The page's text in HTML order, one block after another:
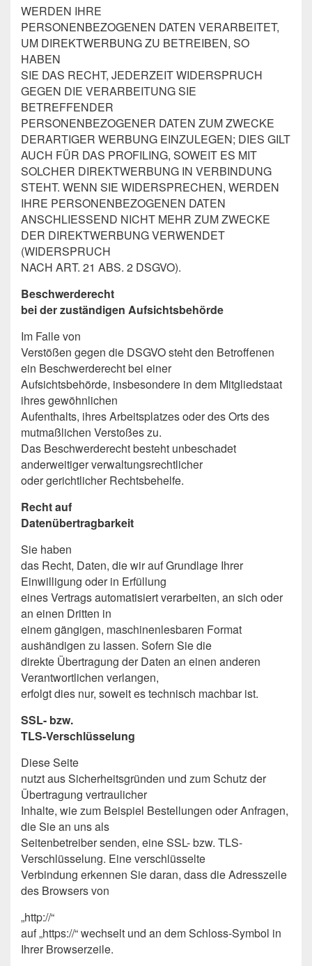
WERDEN IHRE
PERSONENBEZOGENEN DATEN VERARBEITET,
UM DIREKTWERBUNG ZU BETREIBEN, SO
HABEN
SIE DAS RECHT, JEDERZEIT WIDERSPRUCH
GEGEN DIE VERARBEITUNG SIE
BETREFFENDER
PERSONENBEZOGENER DATEN ZUM ZWECKE
DERARTIGER WERBUNG EINZULEGEN; DIES GILT
AUCH FÜR DAS PROFILING, SOWEIT ES MIT
SOLCHER DIREKTWERBUNG IN VERBINDUNG
STEHT. WENN SIE WIDERSPRECHEN, WERDEN
IHRE PERSONENBEZOGENEN DATEN
ANSCHLIESSEND NICHT MEHR ZUM ZWECKE
DER DIREKTWERBUNG VERWENDET
(WIDERSPRUCH
NACH ART. 21 ABS. 2 DSGVO).
Beschwerderecht
bei der zuständigen Aufsichtsbehörde
Im Falle von
Verstößen gegen die DSGVO steht den Betroffenen
ein Beschwerderecht bei einer
Aufsichtsbehörde, insbesondere in dem Mitgliedstaat
ihres gewöhnlichen
Aufenthalts, ihres Arbeitsplatzes oder des Orts des
mutmaßlichen Verstoßes zu.
Das Beschwerderecht besteht unbeschadet
anderweitiger verwaltungsrechtlicher
oder gerichtlicher Rechtsbehelfe.
Recht auf
Datenübertragbarkeit
Sie haben
das Recht, Daten, die wir auf Grundlage Ihrer
Einwilligung oder in Erfüllung
eines Vertrags automatisiert verarbeiten, an sich oder
an einen Dritten in
einem gängigen, maschinenlesbaren Format
aushändigen zu lassen. Sofern Sie die
direkte Übertragung der Daten an einen anderen
Verantwortlichen verlangen,
erfolgt dies nur, soweit es technisch machbar ist.
SSL- bzw.
TLS-Verschlüsselung
Diese Seite
nutzt aus Sicherheitsgründen und zum Schutz der
Übertragung vertraulicher
Inhalte, wie zum Beispiel Bestellungen oder Anfragen,
die Sie an uns als
Seitenbetreiber senden, eine SSL- bzw. TLS-
Verschlüsselung. Eine verschlüsselte
Verbindung erkennen Sie daran, dass die Adresszeile
des Browsers von
„http://“
auf „https://“ wechselt und an dem Schloss-Symbol in
Ihrer Browserzeile.